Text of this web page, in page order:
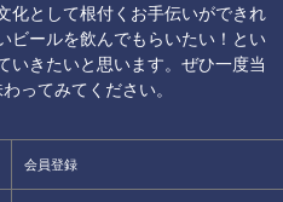
化として根付くお手伝いができれ
ビールを飲んでもらいたい！とい
いきたいと思います。ぜひ一度当
ってみてください。
会員登録